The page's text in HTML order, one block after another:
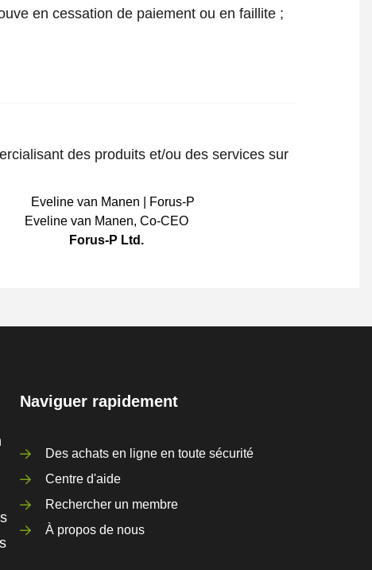
en cessation de paiement ou en faillite ;
des produits et/ou des services sur
Eveline van Manen, Co-CEO
Forus-P Ltd.
Naviguer rapidement
Des achats en ligne en toute sécurité
Centre d'aide
Rechercher un membre
À propos de nous